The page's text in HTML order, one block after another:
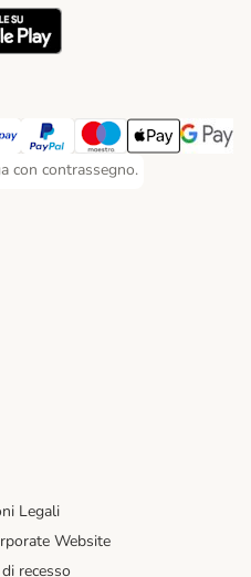
MethodPayment Method
Club. Payment Method
con Postepay. Payment Method
Paga con PayPal. Payment
Paga con Maestro.
Apple PayGoogle
Method
con contrassegno.
con contrassegno. Payment
Legali
Website
recesso